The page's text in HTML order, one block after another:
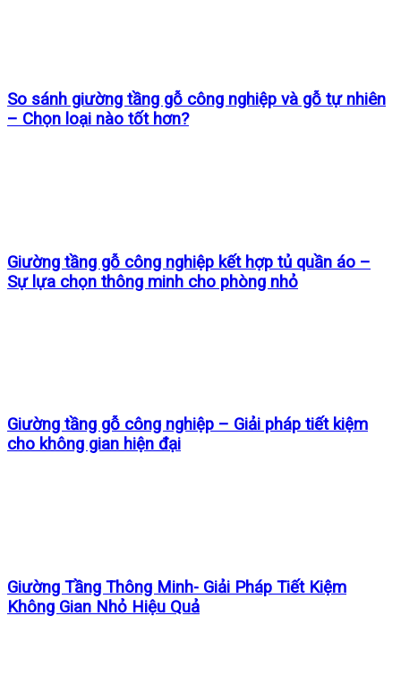
So sánh giường tầng gỗ công nghiệp và gỗ tự nhiên
– Chọn loại nào tốt hơn?
Giường tầng gỗ công nghiệp kết hợp tủ quần áo –
Sự lựa chọn thông minh cho phòng nhỏ
Giường tầng gỗ công nghiệp – Giải pháp tiết kiệm
cho không gian hiện đại
Giường Tầng Thông Minh- Giải Pháp Tiết Kiệm
Không Gian Nhỏ Hiệu Quả